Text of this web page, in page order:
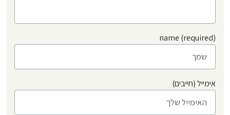
name (required)
אימייל (חייבים)